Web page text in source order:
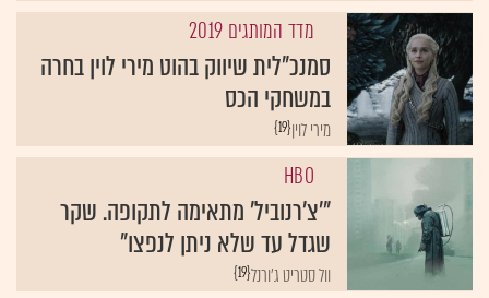
מדד המותגים 2019
סמנכ"לית שיווק בהוט מירי לוין בחרה
במשחקי הכס
{19}מירי לוין
HBO
"'צ'רנוביל' מתאימה לתקופה. שקר
שגדל עד שלא ניתן לנפצו"
{19}וול סטריט ג'ורנל